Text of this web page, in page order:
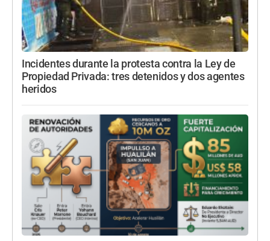
Incidentes durante la protesta contra la Ley de
Propiedad Privada: tres detenidos y dos agentes
heridos